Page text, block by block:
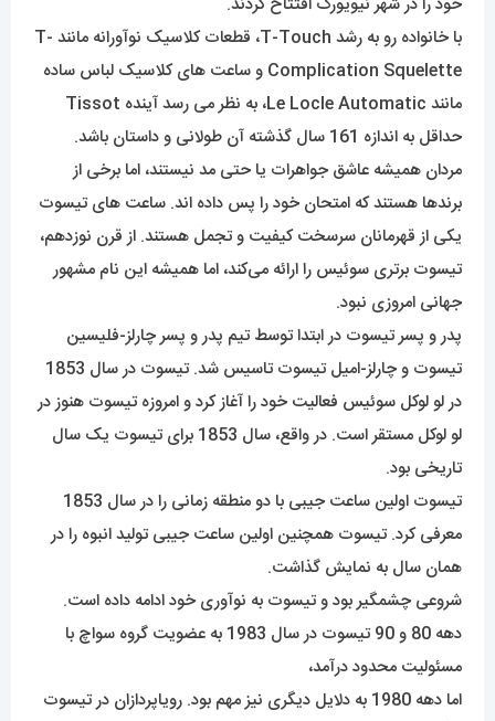
با خانواده رو به رشد T-Touch، قطعات کلاسیک نوآورانه مانند T-
Complication Squelette و ساعت های کلاسیک لباس ساده
مانند Le Locle Automatic، به نظر می رسد آینده Tissot
حداقل به اندازه 161 سال گذشته آن طولانی و داستان باشد.
مردان همیشه عاشق جواهرات یا حتی مد نیستند، اما برخی از
برندها هستند که امتحان خود را پس داده اند. ساعت های تیسوت
یکی از قهرمانان سرسخت کیفیت و تجمل هستند. از قرن نوزدهم،
تیسوت برتری سوئیس را ارائه می‌کند، اما همیشه این نام مشهور
جهانی امروزی نبود.
پدر و پسر تیسوت در ابتدا توسط تیم پدر و پسر چارلز-فلیسین
تیسوت و چارلز-امیل تیسوت تاسیس شد. تیسوت در سال 1853
در لو لوکل سوئیس فعالیت خود را آغاز کرد و امروزه تیسوت هنوز در
لو لوکل مستقر است. در واقع، سال 1853 برای تیسوت یک سال
تاریخی بود.
تیسوت اولین ساعت جیبی با دو منطقه زمانی را در سال 1853
معرفی کرد. تیسوت همچنین اولین ساعت جیبی تولید انبوه را در
همان سال به نمایش گذاشت.
شروعی چشمگیر بود و تیسوت به نوآوری خود ادامه داده است.
دهه 80 و 90 تیسوت در سال 1983 به عضویت گروه سواچ با
مسئولیت محدود درآمد،
اما دهه 1980 به دلایل دیگری نیز مهم بود. رویاپردازان در تیسوت